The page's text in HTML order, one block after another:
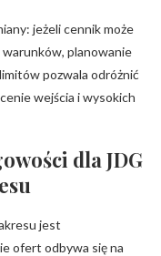
jeżeli cennik może
planowanie
pozwala odróżnić
wejścia i wysokich
dla JDG
jest
ofert odbywa się na